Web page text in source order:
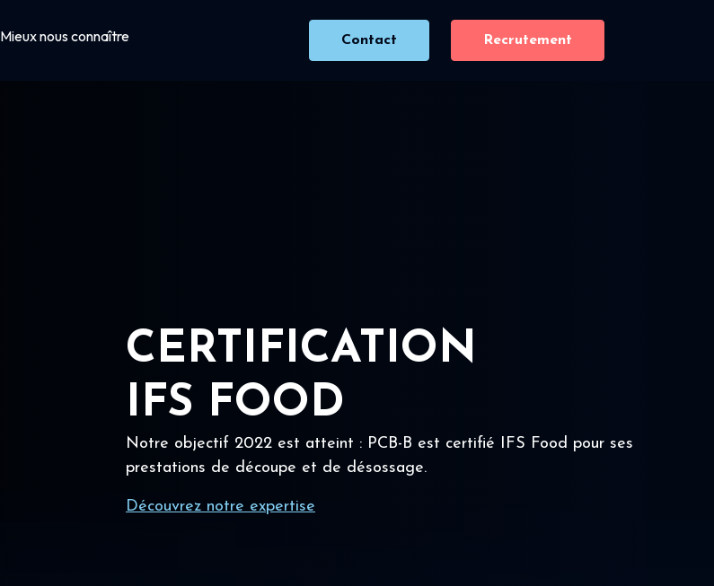
Mieux nous connaître Contact Recrutement
CERTIFICATION
IFS FOOD
Notre objectif 2022 est atteint : PCB-B est certifié IFS Food pour ses
prestations de découpe et de désossage.
Découvrez notre expertise